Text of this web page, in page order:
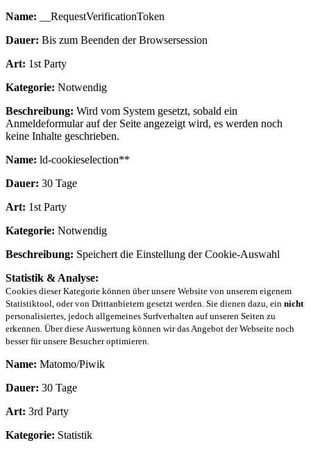
Name: __RequestVerificationToken
Dauer: Bis zum Beenden der Browsersession
Art: 1st Party
Kategorie: Notwendig
Beschreibung: Wird vom System gesetzt, sobald ein
Anmeldeformular auf der Seite angezeigt wird, es werden noch
keine Inhalte geschrieben.
Name: ld-cookieselection**
Dauer: 30 Tage
Art: 1st Party
Kategorie: Notwendig
Beschreibung: Speichert die Einstellung der Cookie-Auswahl
Statistik & Analyse:
Cookies dieser Kategorie können über unsere Website von unserem eigenem
Statistiktool, oder von Drittanbietern gesetzt werden. Sie dienen dazu, ein nicht
personalisiertes, jedoch allgemeines Surfverhalten auf unseren Seiten zu
erkennen. Über diese Auswertung können wir das Angebot der Webseite noch
besser für unsere Besucher optimieren.
Name: Matomo/Piwik
Dauer: 30 Tage
Art: 3rd Party
Kategorie: Statistik